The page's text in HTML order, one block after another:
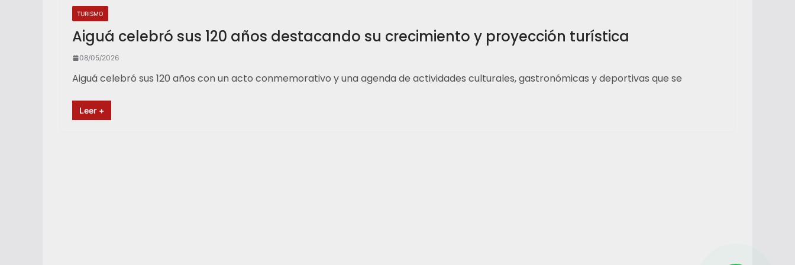
TURISMO
Aiguá celebró sus 120 años destacando su crecimiento y proyección turística
08/05/2026
Aiguá celebró sus 120 años con un acto conmemorativo y una agenda de actividades culturales, gastronómicas y deportivas que se
Leer +